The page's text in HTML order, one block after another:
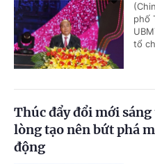
phố
tổ
Thúc đẩy đổi mới
lòng tạo nên bứt phá
động